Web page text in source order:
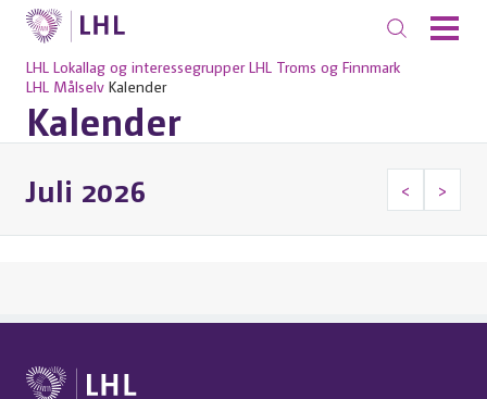
LHL Lokallag og interessegrupper LHL Troms og Finnmark
LHL Målselv Kalender
Kalender
Juli 2026 < >